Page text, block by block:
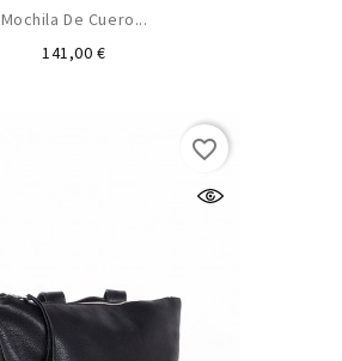
Mochila De Cuero...
141,00 €Precio
favorite_border